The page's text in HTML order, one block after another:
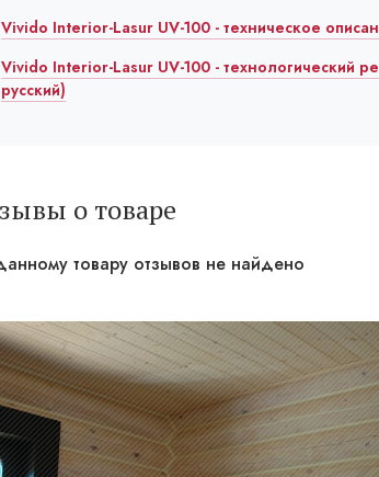
Vivido Interior-Lasur UV-100 - техническое
Vivido Interior-Lasur UV-100 - технологический
русский)
о товаре
товару отзывов не найдено